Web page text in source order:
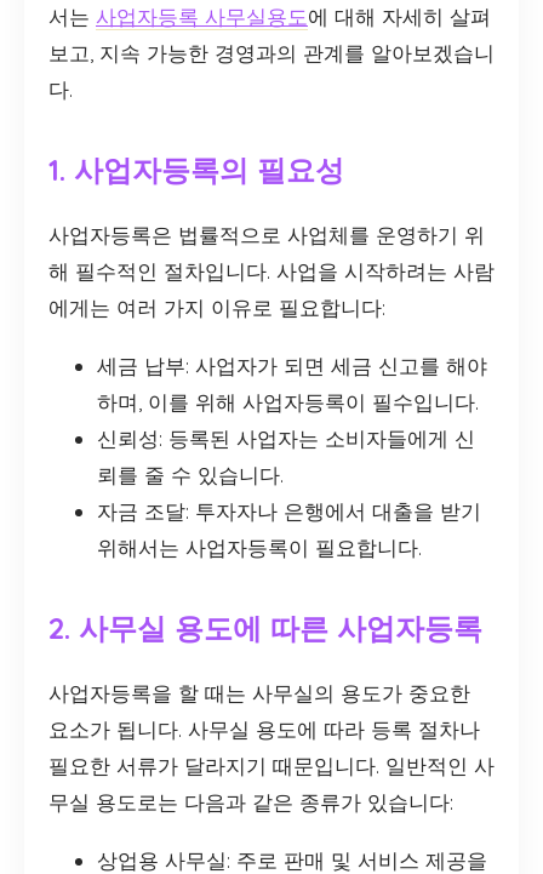
서는 사업자등록 사무실용도에 대해 자세히 살펴
보고, 지속 가능한 경영과의 관계를 알아보겠습니
다.
1. 사업자등록의 필요성
사업자등록은 법률적으로 사업체를 운영하기 위
해 필수적인 절차입니다. 사업을 시작하려는 사람
에게는 여러 가지 이유로 필요합니다:
세금 납부: 사업자가 되면 세금 신고를 해야
하며, 이를 위해 사업자등록이 필수입니다.
신뢰성: 등록된 사업자는 소비자들에게 신
뢰를 줄 수 있습니다.
자금 조달: 투자자나 은행에서 대출을 받기
위해서는 사업자등록이 필요합니다.
2. 사무실 용도에 따른 사업자등록
사업자등록을 할 때는 사무실의 용도가 중요한
요소가 됩니다. 사무실 용도에 따라 등록 절차나
필요한 서류가 달라지기 때문입니다. 일반적인 사
무실 용도로는 다음과 같은 종류가 있습니다:
상업용 사무실: 주로 판매 및 서비스 제공을